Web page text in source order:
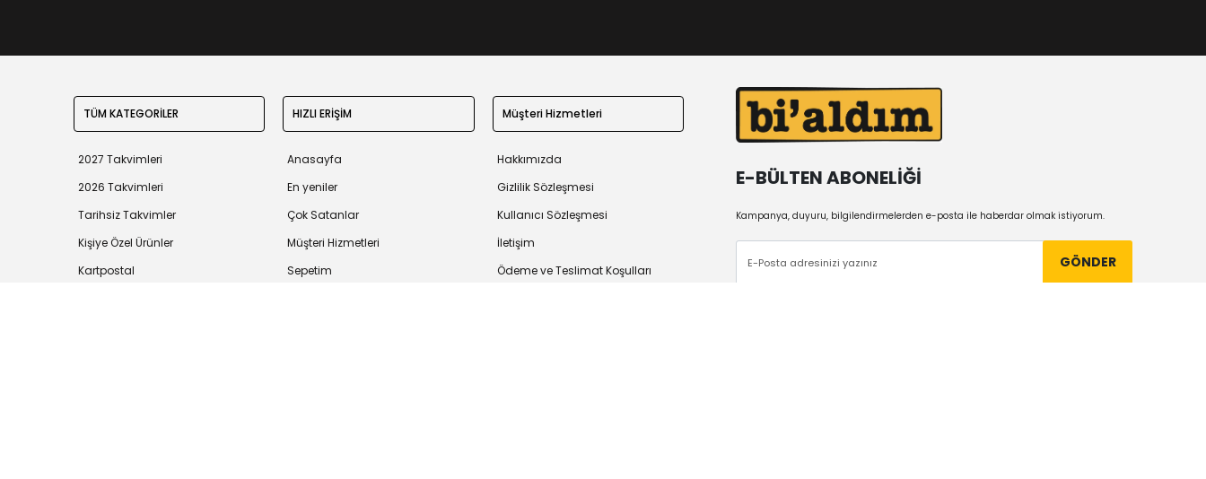
TÜM KATEGORİLER
2027 Takvimleri
2026 Takvimleri
Tarihsiz Takvimler
Kişiye Özel Ürünler
Kartpostal
HIZLI ERİŞİM
Anasayfa
En yeniler
Çok Satanlar
Müşteri Hizmetleri
Sepetim
Müşteri Hizmetleri
Hakkımızda
Gizlilik Sözleşmesi
Kullanıcı Sözleşmesi
İletişim
Ödeme ve Teslimat Koşulları
E-BÜLTEN ABONELİĞİ
Kampanya, duyuru, bilgilendirmelerden e-posta ile haberdar olmak istiyorum.
GÖNDER